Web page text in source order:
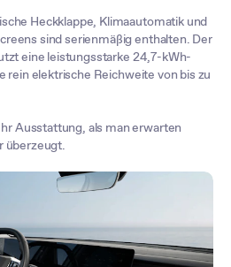
Heckklappe, Klimaautomatik und
sind serienmäßig enthalten. Der
eine leistungsstarke 24,7-kWh-
rein elektrische Reichweite von bis zu
Ausstattung, als man erwarten
überzeugt.